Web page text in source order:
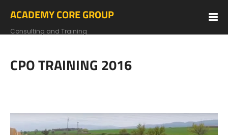
ACADEMY CORE GROUP
Consulting and Training
CPO TRAINING 2016